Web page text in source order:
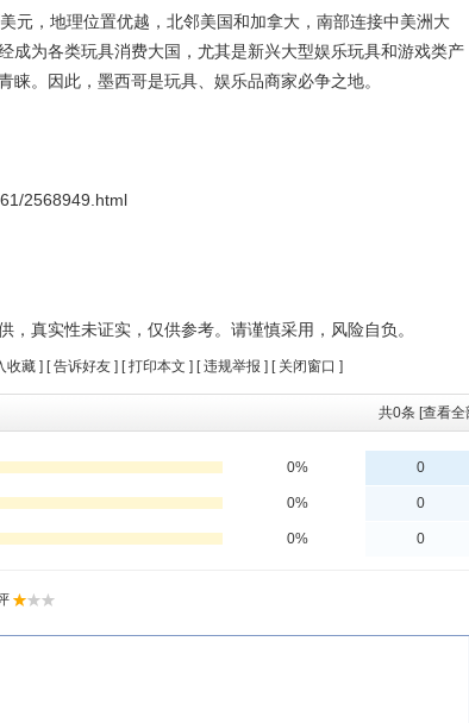
元，地理位置优越，北邻美国和加拿大，南部连接中美洲大
成为各类玩具消费大国，尤其是新兴大型娱乐玩具和游戏类产
睐。因此，墨西哥是玩具、娱乐品商家必争之地。
2568949.html
，真实性未证实，仅供参考。请谨慎采用，风险自负。
收藏] [告诉好友] [打印本文 ] [违规举报 ] [ 关闭窗口 ]
共0条 [查看全